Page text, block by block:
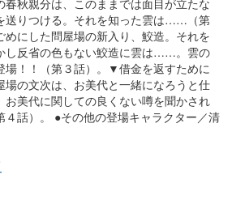
春秋親分は、このままでは面目が立たな
送りつける。それを知った雲は……（第
にした問屋場の新入り、鮫造。それを
し反省の色もない鮫造に雲は……。雲の
場！！（第３話）。▼借金を返すために
場の文次は、お美代と一緒になろうと仕
お美代に関しての良くない噂を聞かされ
話）。 ●その他の登場キャラクター／清